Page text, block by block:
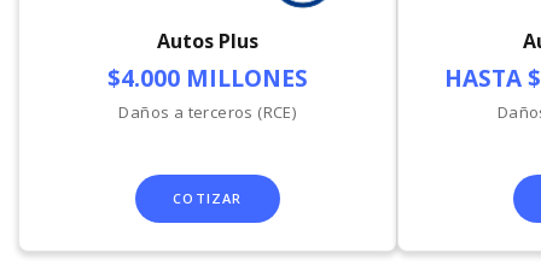
Autos Plus
$4.000 MILLONES
Daños a terceros (RCE)
COTIZAR
HASTA